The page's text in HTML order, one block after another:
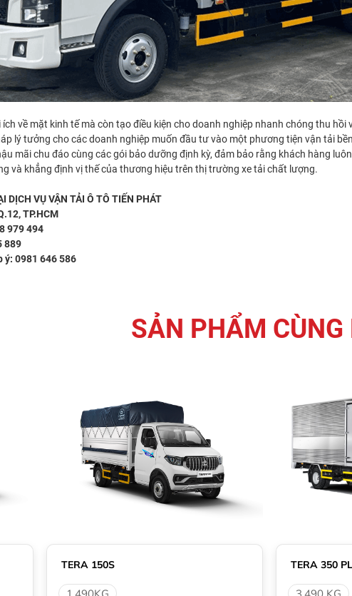
về mặt kinh tế mà còn tạo điều kiện cho doanh nghiệp nhanh chóng thu
lý tưởng cho các doanh nghiệp muốn đầu tư vào một phương tiện vận tải
mãi chu đáo cùng các gói bảo dưỡng định kỳ, đảm bảo rằng khách hàng
và khẳng định vị thế của thương hiệu trên thị trường xe tải chất lượng.
DỊCH VỤ VẬN TẢI Ô TÔ TIẾN PHÁT
TP.HCM
979 494
889
ý: 0981 646 586
SẢN PHẨM CÙNG
TERA 150S TERA 350